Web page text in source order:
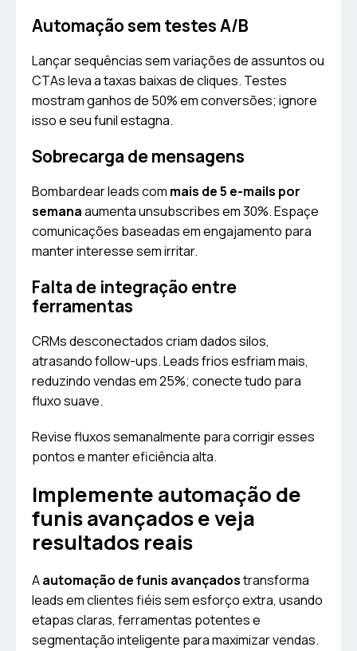
Automação sem testes A/B
Lançar sequências sem variações de assuntos ou
CTAs leva a taxas baixas de cliques. Testes
mostram ganhos de 50% em conversões; ignore
isso e seu funil estagna.
Sobrecarga de mensagens
Bombardear leads com mais de 5 e-mails por
semanaaumenta unsubscribes em 30%. Espaçe
comunicações baseadas em engajamento para
manter interesse sem irritar.
Falta de integração entre
ferramentas
CRMs desconectados criam dados silos,
atrasando follow-ups. Leads frios esfriam mais,
reduzindo vendas em 25%; conecte tudo para
fluxo suave.
Revise fluxos semanalmente para corrigir esses
pontos e manter eficiência alta.
Implemente automação de
funis avançados e veja
resultados reais
Aautomação de funis avançadostransforma
leads em clientes fiéis sem esforço extra, usando
etapas claras, ferramentas potentes e
segmentação inteligente para maximizar vendas.